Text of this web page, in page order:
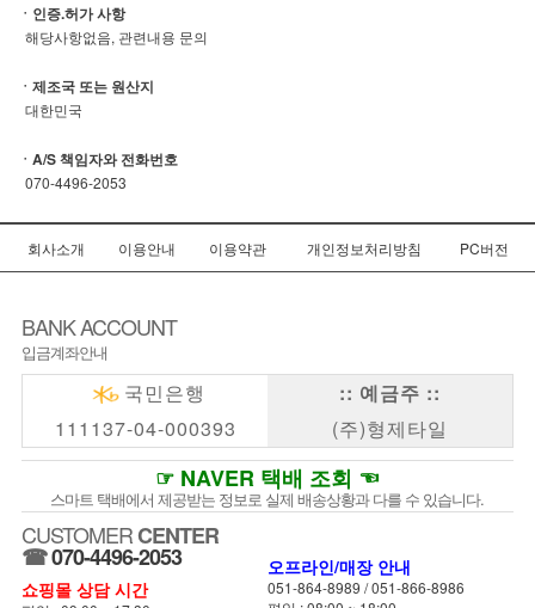
ㆍ인증.허가 사항
해당사항없음, 관련내용 문의
ㆍ제조국 또는 원산지
대한민국
ㆍA/S 책임자와 전화번호
070-4496-2053
회사소개 이용안내 이용약관 개인정보처리방침 PC버전
BANK ACCOUNT
입금계좌안내
국민은행
111137-04-000393
:: 예금주 ::
(주)형제타일
☞ NAVER 택배 조회 ☜
스마트 택배에서 제공받는 정보로 실제 배송상황과 다를 수 있습니다.
CUSTOMERCENTER
☎070-4496-2053
쇼핑몰 상담 시간
오프라인/매장 안내
051-864-8989 /051-866-8986